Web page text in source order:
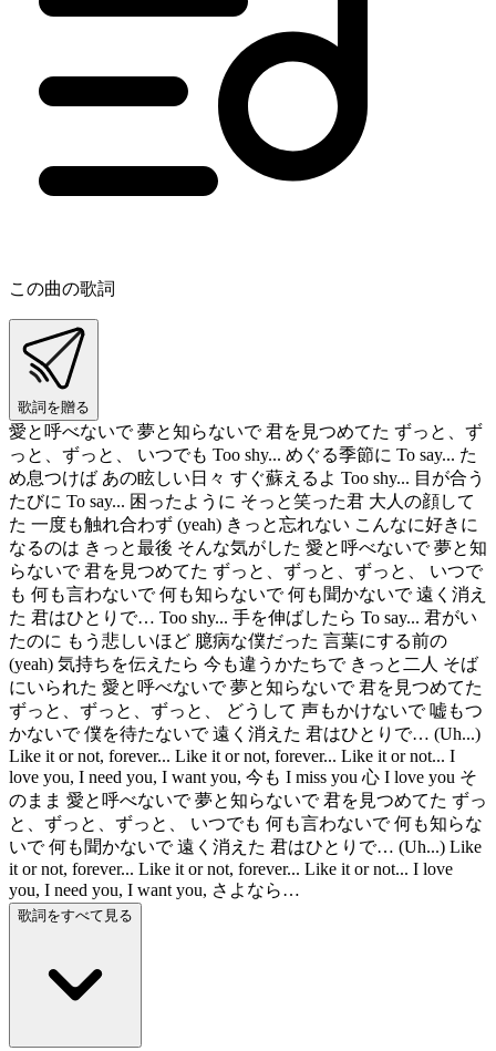
この曲の歌詞
歌詞を贈る
愛と呼べないで 夢と知らないで 君を見つめてた ずっと、ず
っと、ずっと、 いつでも Too shy... めぐる季節に To say... た
め息つけば あの眩しい日々 すぐ蘇えるよ Too shy... 目が合う
たびに To say... 困ったように そっと笑った君 大人の顔して
た 一度も触れ合わず (yeah) きっと忘れない こんなに好きに
なるのは きっと最後 そんな気がした 愛と呼べないで 夢と知
らないで 君を見つめてた ずっと、ずっと、ずっと、 いつで
も 何も言わないで 何も知らないで 何も聞かないで 遠く消え
た 君はひとりで… Too shy... 手を伸ばしたら To say... 君がい
たのに もう悲しいほど 臆病な僕だった 言葉にする前の
(yeah) 気持ちを伝えたら 今も違うかたちで きっと二人 そば
にいられた 愛と呼べないで 夢と知らないで 君を見つめてた
ずっと、ずっと、ずっと、 どうして 声もかけないで 嘘もつ
かないで 僕を待たないで 遠く消えた 君はひとりで… (Uh...)
Like it or not, forever... Like it or not, forever... Like it or not... I
love you, I need you, I want you, 今も I miss you 心 I love you そ
のまま 愛と呼べないで 夢と知らないで 君を見つめてた ずっ
と、ずっと、ずっと、 いつでも 何も言わないで 何も知らな
いで 何も聞かないで 遠く消えた 君はひとりで… (Uh...) Like
it or not, forever... Like it or not, forever... Like it or not... I love
you, I need you, I want you, さよなら…
歌詞をすべて見る